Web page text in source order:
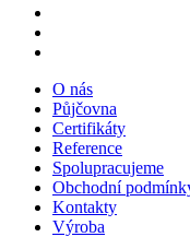
O nás
Půjčovna
Certifikáty
Reference
Spolupracujeme
Obchodní
Kontakty
Výroba